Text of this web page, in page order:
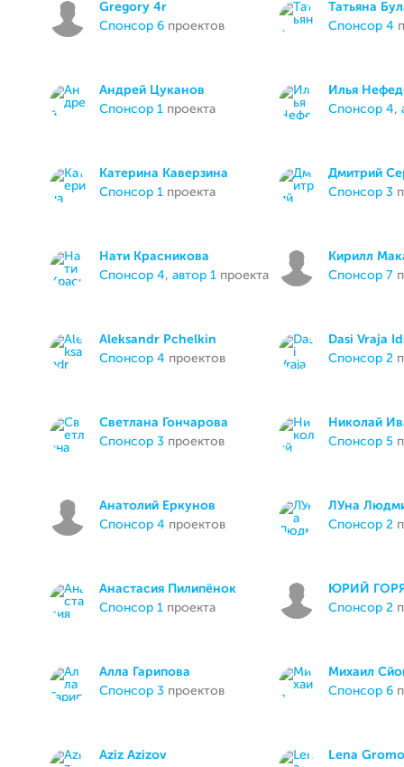
Gregory 4r
спонсор 6 проектов
Татьяна
спонсор 4
Андрей Цуканов
спонсор 1 проекта
Илья
спонсор 4,
Катерина Каверзина
спонсор 1 проекта
Дмитрий
спонсор 3
Нати Красникова
спонсор 4, автор 1 проекта
Кирилл
спонсор 7
Aleksandr Pchelkin
спонсор 4 проектов
Dasi Vraja
спонсор 2
Светлана Гончарова
спонсор 3 проектов
Николай
спонсор 5
Анатолий Еркунов
спонсор 4 проектов
ЛУна
спонсор 2
Анастасия Пилипёнок
спонсор 1 проекта
ЮРИЙ
спонсор 2
Алла Гарипова
спонсор 3 проектов
Михаил
спонсор 6
Aziz Azizov
Lena